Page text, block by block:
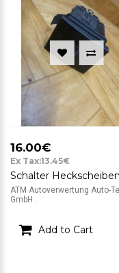
16.00€
Ex Tax:13.45€
ATM Autoverwertung Auto-
GmbH ..
Add to Cart